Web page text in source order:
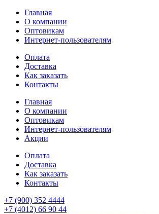
Главная
О компании
Оптовикам
Интернет-пользователям
Оплата
Доставка
Как заказать
Контакты
Главная
О компании
Оптовикам
Интернет-пользователям
Акции
Оплата
Доставка
Как заказать
Контакты
+7 (900) 352 4444
+7 (4012) 66 90 44